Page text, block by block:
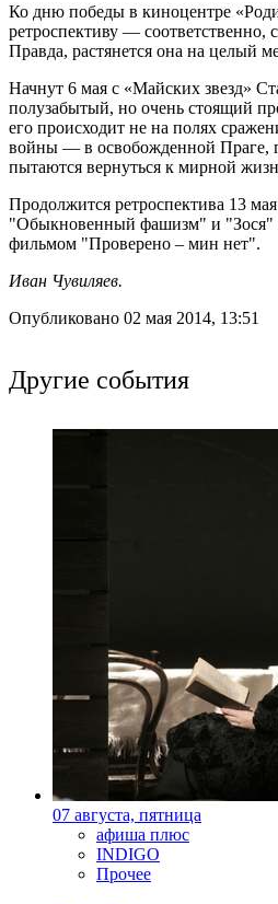
Ко дню победы в киноцентре
ретроспективу — соответственно,
Правда, растянется она на целый
Начнут 6 мая с «Майских звезд»
полузабытый, но очень стоящий
его происходит не на полях
войны — в освобожденной Праге,
пытаются вернуться к мирной
Продолжится ретроспектива 13
"Обыкновенный фашизм" и "Зося"
фильмом "Проверено – мин нет".
Иван Чувиляев.
Опубликовано 02 мая 2014, 13:51
Другие события
07 августа, пятница
афиша плюс
INDIGO
Прочее